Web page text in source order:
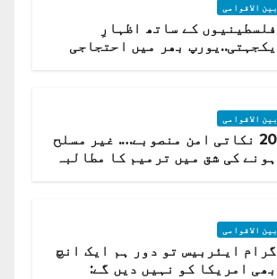
بین الاقوامی
فلسطینیوں کے ساتھ اظہارِ
یکجہتی..یورپ بھر میں احتجاجی
بین الاقوامی
20 نکاتی امن منصوبے…. غیر مسلح
ہونے کی شق میں ترمیم کا مطالبہ
بین الاقوامی
گرام ایئربیس تو دور ہم ایک انچ
بھی امریکا کو نہیں دیں گے: